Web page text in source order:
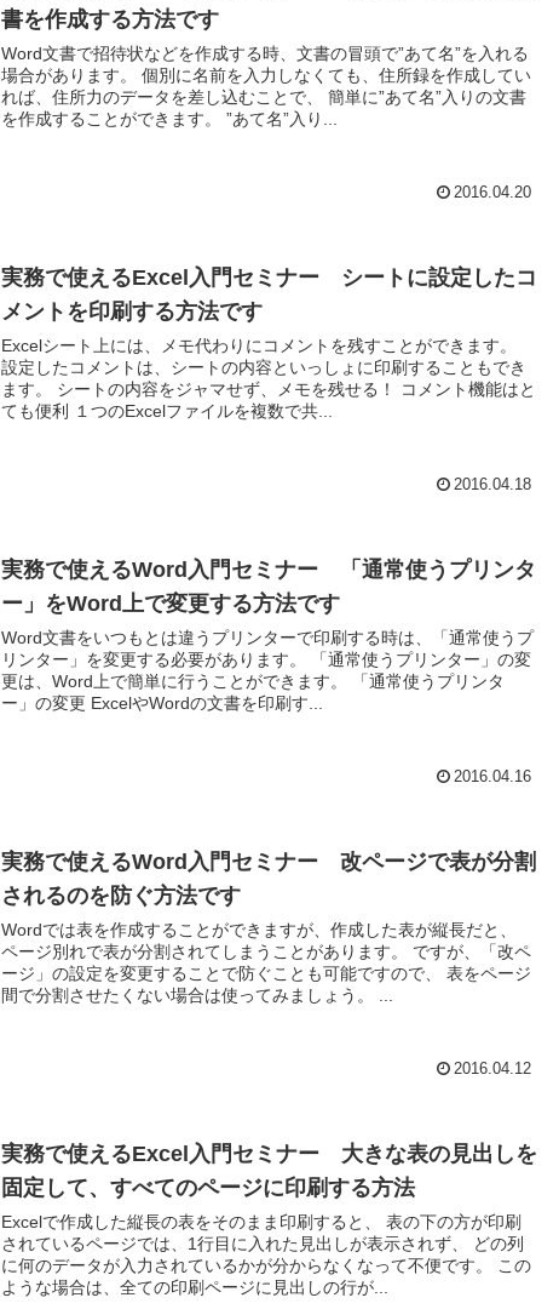
書を作成する方法です
Word文書で招待状などを作成する時、文書の冒頭で”あて名”を入れる
場合があります。 個別に名前を入力しなくても、住所録を作成してい
れば、住所力のデータを差し込むことで、 簡単に”あて名”入りの文書
を作成することができます。 ”あて名”入り...
2016.04.20
実務で使えるExcel入門セミナー シートに設定したコ
メントを印刷する方法です
Excelシート上には、メモ代わりにコメントを残すことができます。
設定したコメントは、シートの内容といっしょに印刷することもでき
ます。 シートの内容をジャマせず、メモを残せる！ コメント機能はと
ても便利 １つのExcelファイルを複数で共...
2016.04.18
実務で使えるWord入門セミナー 「通常使うプリンタ
ー」をWord上で変更する方法です
Word文書をいつもとは違うプリンターで印刷する時は、「通常使うプ
リンター」を変更する必要があります。 「通常使うプリンター」の変
更は、Word上で簡単に行うことができます。 「通常使うプリンタ
ー」の変更 ExcelやWordの文書を印刷す...
2016.04.16
実務で使えるWord入門セミナー 改ページで表が分割
されるのを防ぐ方法です
Wordでは表を作成することができますが、作成した表が縦長だと、
ページ別れで表が分割されてしまうことがあります。 ですが、「改ペ
ージ」の設定を変更することで防ぐことも可能ですので、 表をページ
間で分割させたくない場合は使ってみましょう。 ...
2016.04.12
実務で使えるExcel入門セミナー 大きな表の見出しを
固定して、すべてのページに印刷する方法
Excelで作成した縦長の表をそのまま印刷すると、 表の下の方が印刷
されているページでは、1行目に入れた見出しが表示されず、 どの列
に何のデータが入力されているかが分からなくなって不便です。 この
ような場合は、全ての印刷ページに見出しの行が...